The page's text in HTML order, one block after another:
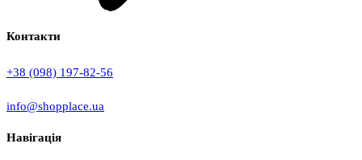
Контакти
+38 (098) 197-82-56
info@shopplace.ua
Навігація